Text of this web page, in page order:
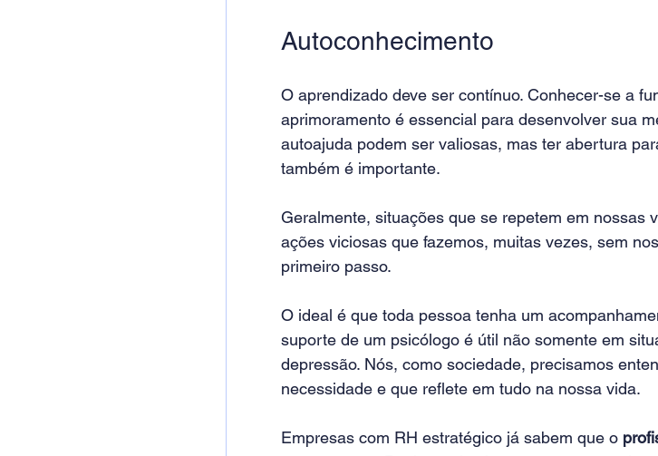
Autoconhecimento
O aprendizado deve ser contínuo. Conhecer-se a
aprimoramento é essencial para desenvolver sua
autoajuda podem ser valiosas, mas ter abertura
também é importante.
Geralmente, situações que se repetem em nossas
ações viciosas que fazemos, muitas vezes, sem
primeiro passo.
O ideal é que toda pessoa tenha um
suporte de um psicólogo é útil não somente em
depressão. Nós, como sociedade, precisamos
necessidade e que reflete em tudo na nossa vida.
Empresas com RH estratégico já sabem que o